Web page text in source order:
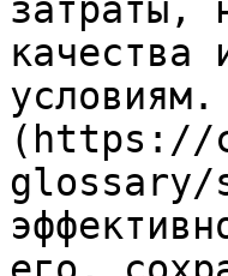
затраты,
качества
(https://
glossary/